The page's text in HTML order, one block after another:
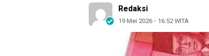
Redaksi
19 Mei 2026 - 16:52 WITA